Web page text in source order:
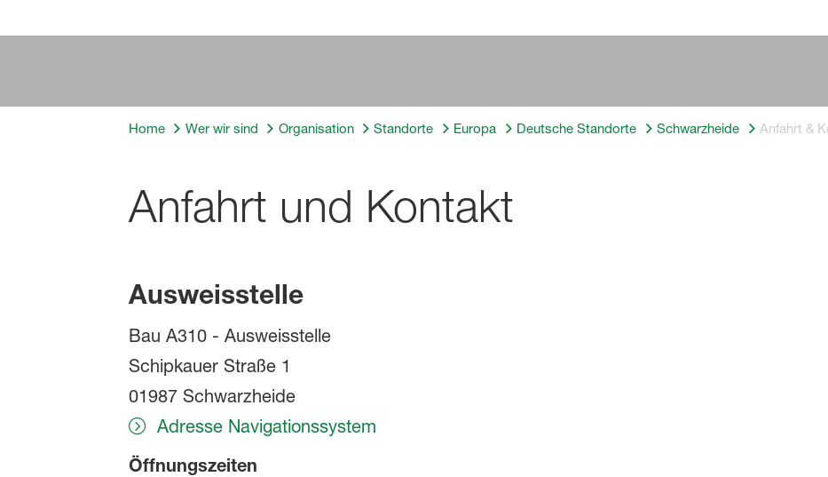
Home Wer wir sind Organisation Standorte Europa Deutsche Standorte Schwarzheide Anfahrt &
Anfahrt und Kontakt
Ausweisstelle
Bau A310 - Ausweisstelle
Schipkauer Straße 1
01987 Schwarzheide
Adresse Navigationssystem
Öffnungszeiten